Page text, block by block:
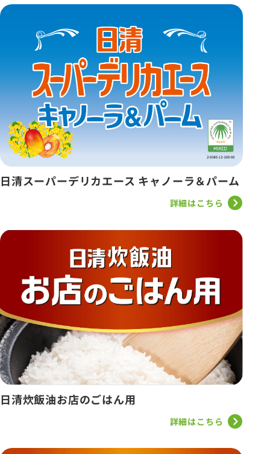
日清スーパーデリカエース キャノーラ＆パーム
詳細はこちら
日清炊飯油お店のごはん用
詳細はこちら